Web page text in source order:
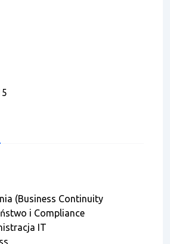
(Business Continuity
i Compliance
IT